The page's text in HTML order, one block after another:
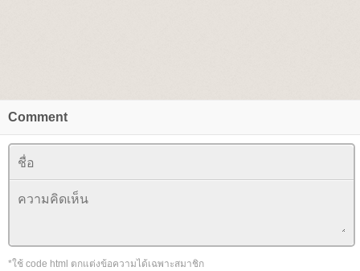
Comment
*ใช้ code html ตกแต่งข้อความได้เฉพาะสมาชิก